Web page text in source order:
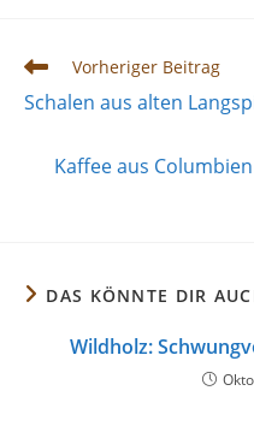
Weitere
Artikel
ansehen
Vorheriger Beitrag
Schalen aus alten
Kaffee aus
DAS KÖNNTE DIR
Wildholz: